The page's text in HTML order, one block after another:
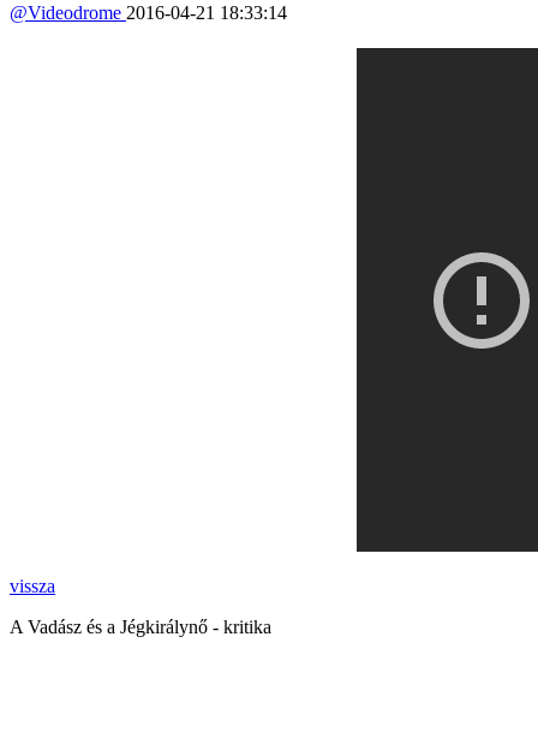
@Videodrome 2016-04-21 18:33:14
vissza
A Vadász és a Jégkirálynő - kritika